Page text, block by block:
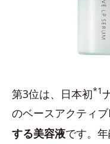
第3位は、日本初*1
のベースアクティ
する美容液です。